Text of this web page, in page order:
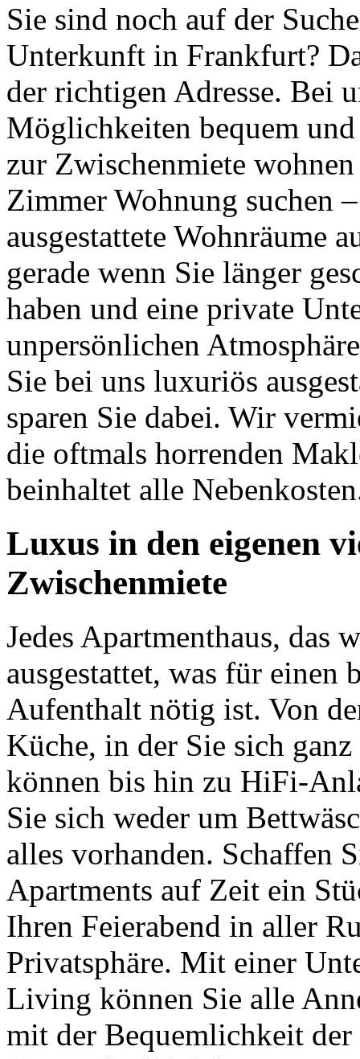
Sie sind noch auf der
Unterkunft in Frankfurt?
der richtigen Adresse. Bei
Möglichkeiten bequem
zur Zwischenmiete
Zimmer Wohnung suchen
ausgestattete Wohnräume
gerade wenn Sie länger
haben und eine private
unpersönlichen
Sie bei uns luxuriös
sparen Sie dabei. Wir
die oftmals horrenden
beinhaltet alle
Luxus in den eigenen
Zwischenmiete
Jedes Apartmenthaus, das
ausgestattet, was für
Aufenthalt nötig ist. Von
Küche, in der Sie sich
können bis hin zu HiFi-
Sie sich weder um
alles vorhanden. Schaffen
Apartments auf Zeit ein
Ihren Feierabend in aller
Privatsphäre. Mit einer
Living können Sie alle
mit der Bequemlichkeit